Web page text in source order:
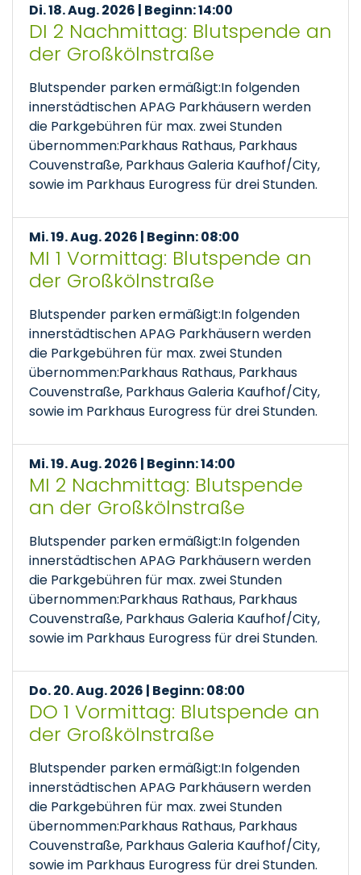
Di. 18. Aug. 2026 | Beginn: 14:00
DI 2 Nachmittag: Blutspende an
der Großkölnstraße
Blutspender parken ermäßigt:In folgenden
innerstädtischen APAG Parkhäusern werden
die Parkgebühren für max. zwei Stunden
übernommen:Parkhaus Rathaus, Parkhaus
Couvenstraße, Parkhaus Galeria Kaufhof/City,
sowie im Parkhaus Eurogress für drei Stunden.
Mi. 19. Aug. 2026 | Beginn: 08:00
MI 1 Vormittag: Blutspende an
der Großkölnstraße
Blutspender parken ermäßigt:In folgenden
innerstädtischen APAG Parkhäusern werden
die Parkgebühren für max. zwei Stunden
übernommen:Parkhaus Rathaus, Parkhaus
Couvenstraße, Parkhaus Galeria Kaufhof/City,
sowie im Parkhaus Eurogress für drei Stunden.
Mi. 19. Aug. 2026 | Beginn: 14:00
MI 2 Nachmittag: Blutspende
an der Großkölnstraße
Blutspender parken ermäßigt:In folgenden
innerstädtischen APAG Parkhäusern werden
die Parkgebühren für max. zwei Stunden
übernommen:Parkhaus Rathaus, Parkhaus
Couvenstraße, Parkhaus Galeria Kaufhof/City,
sowie im Parkhaus Eurogress für drei Stunden.
Do. 20. Aug. 2026 | Beginn: 08:00
DO 1 Vormittag: Blutspende an
der Großkölnstraße
Blutspender parken ermäßigt:In folgenden
innerstädtischen APAG Parkhäusern werden
die Parkgebühren für max. zwei Stunden
übernommen:Parkhaus Rathaus, Parkhaus
Couvenstraße, Parkhaus Galeria Kaufhof/City,
sowie im Parkhaus Eurogress für drei Stunden.